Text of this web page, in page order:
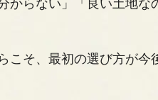
からない」「良い土地な
こそ、最初の選び方が今